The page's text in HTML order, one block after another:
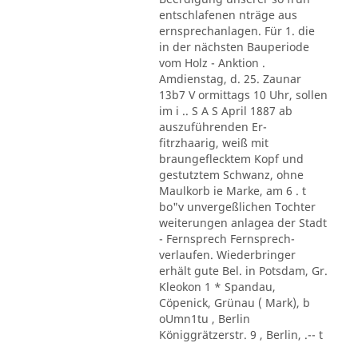
entschlafenen nträge aus
ernsprechanlagen. Für 1. die
in der nächsten Bauperiode
vom Holz - Anktion .
Amdienstag, d. 25. Zaunar
13b7 V ormittags 10 Uhr, sollen
im i .. S A S April 1887 ab
auszuführenden Er-
fitrzhaarig, weiß mit
braungeflecktem Kopf und
gestutztem Schwanz, ohne
Maulkorb ie Marke, am 6 . t
bo"v unvergeßlichen Tochter
weiterungen anlagea der Stadt
- Fernsprech Fernsprech-
verlaufen. Wiederbringer
erhält gute Bel. in Potsdam, Gr.
Kleokon 1 * Spandau,
Cöpenick, Grünau ( Mark), b
oUmn1tu , Berlin
Königgrätzerstr. 9 , Berlin, .-- t